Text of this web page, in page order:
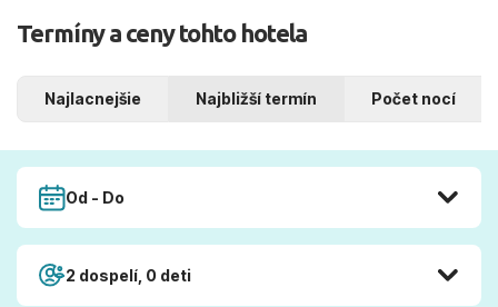
Termíny a ceny tohto hotela
Najlacnejšie Najbližší termín Počet nocí
Od - Do
2 dospelí, 0 deti